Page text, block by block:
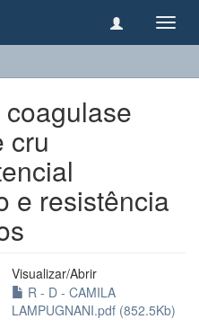
cru
e resistência
Visualizar/Abrir
R - D - CAMILA
LAMPUGNANI.pdf (852.5Kb)